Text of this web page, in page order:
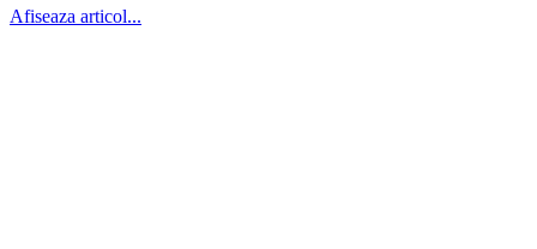
Afiseaza articol...